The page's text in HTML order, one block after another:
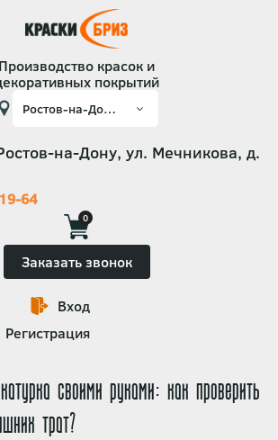
Производство красок и
покрытий
на-Дону, ул. Мечникова, д.
64
0
Заказать звонок
Вход
Регистрация
своими руками: как проверить
трат?